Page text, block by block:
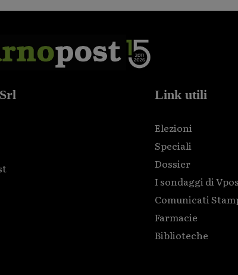
Link utili
Elezioni
Speciali
Dossier
I sondaggi di
Comunicati
Farmacie
Biblioteche